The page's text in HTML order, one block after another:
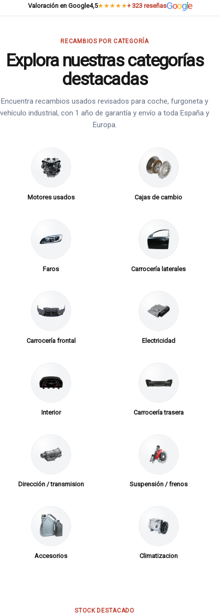
Valoración en Google4,5★★★★★+ 323 reseñasGoogle
RECAMBIOS POR CATEGORÍA
Explora nuestras categorías
destacadas
Encuentra recambios usados revisados para coche, furgoneta y
vehículo industrial, con 1 año de garantía y envío a toda España y
Europa.
Motores usados Cajas de cambio
Faros Carrocería laterales
Carrocería frontal Electricidad
Interior Carrocería trasera
Dirección / transmision Suspensión / frenos
Accesorios Climatizacion
STOCK DESTACADO